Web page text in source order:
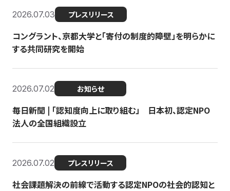
2026.07.03 プレスリリース
コングラント、京都大学と「寄付の制度的障壁」を明らかに
する共同研究を開始
2026.07.02 お知らせ
毎日新聞 | 「認知度向上に取り組む」 日本初、認定NPO
法人の全国組織設立
2026.07.02 プレスリリース
社会課題解決の前線で活動する認定NPOの社会的認知と